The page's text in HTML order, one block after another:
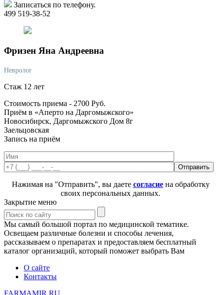
Записаться по телефону.
499 519-38-52
Фризен Яна Андреевна
Невролог
Стаж 12 лет
Стоимость приема - 2700 Руб.
Приём в «Аперто на Даргомыжского»
Новосибирск, Даргомыжского Дом 8г
Заельцовская
Запись на приём
Нажимая на "Отправить", вы даете согласиена обработку
своих персональных данных.
Закрытие меню
Мы самый большой портал по медицинской тематике.
Освещаем различные болезни и способы лечения,
рассказываем о препаратах и предоставляем бесплатный
каталог организаций, который поможет выбрать Вам
О сайте
Контакты
FARMAMIR.RU